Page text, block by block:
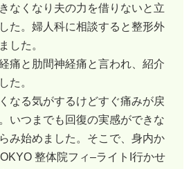
なくなり夫の力を借りないと立
た。婦人科に相談すると整形外
した。
痛と肋間神経痛と言われ、紹介
た。
なる気がするけどすぐ痛みが戻
いつまでも回復の実感ができな
み始めました。そこで、身内か
整体院フィ–ライトI行かせ